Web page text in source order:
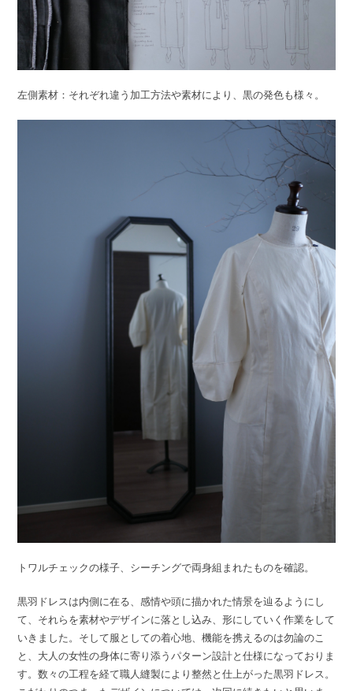
左側素材：それぞれ違う加工方法や素材により、黒の発色も様々。
トワルチェックの様子、シーチングで両身組まれたものを確認。
黒羽ドレスは内側に在る、感情や頭に描かれた情景を辿るようにし
て、それらを素材やデザインに落とし込み、形にしていく作業をして
いきました。そして服としての着心地、機能を携えるのは勿論のこ
と、大人の女性の身体に寄り添うパターン設計と仕様になっておりま
す。数々の工程を経て職人縫製により整然と仕上がった黒羽ドレス。